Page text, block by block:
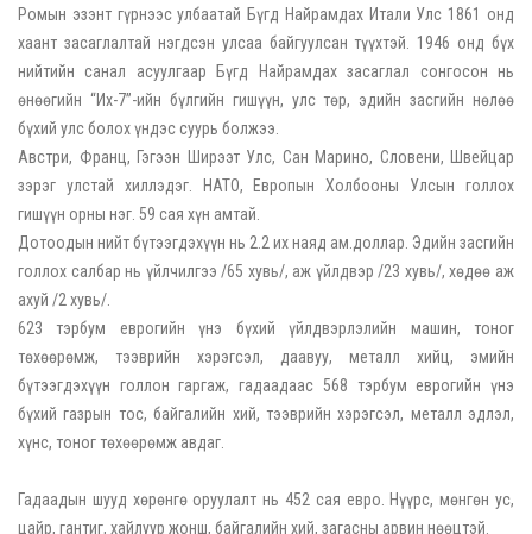
Ромын эзэнт гүрнээс улбаатай Бүгд Найрамдах Итали Улс 1861 онд
хаант засаглалтай нэгдсэн улсаа байгуулсан түүхтэй. 1946 онд бүх
нийтийн санал асуулгаар Бүгд Найрамдах засаглал сонгосон нь
өнөөгийн “Их-7”-ийн бүлгийн гишүүн, улс төр, эдийн засгийн нөлөө
бүхий улс болох үндэс суурь болжээ.
Австри, Франц, Гэгээн Ширээт Улс, Сан Марино, Словени, Швейцар
зэрэг улстай хиллэдэг. НАТО, Европын Холбооны Улсын голлох
гишүүн орны нэг. 59 сая хүн амтай.
Дотоодын нийт бүтээгдэхүүн нь 2.2 их наяд ам.доллар. Эдийн засгийн
голлох салбар нь үйлчилгээ /65 хувь/, аж үйлдвэр /23 хувь/, хөдөө аж
ахуй /2 хувь/.
623 тэрбум еврогийн үнэ бүхий үйлдвэрлэлийн машин, тоног
төхөөрөмж, тээврийн хэрэгсэл, даавуу, металл хийц, эмийн
бүтээгдэхүүн голлон гаргаж, гадаадаас 568 тэрбум еврогийн үнэ
бүхий газрын тос, байгалийн хий, тээврийн хэрэгсэл, металл эдлэл,
хүнс, тоног төхөөрөмж авдаг.
Гадаадын шууд хөрөнгө оруулалт нь 452 сая евро. Нүүрс, мөнгөн ус,
цайр, гантиг, хайлуур жонш, байгалийн хий, загасны арвин нөөцтэй.